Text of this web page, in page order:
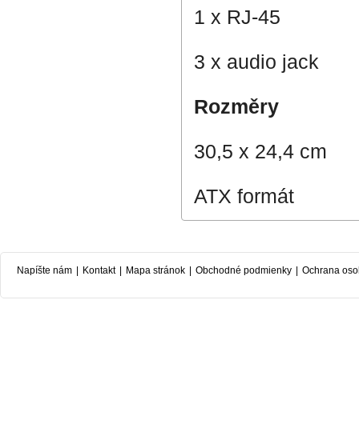
1 x RJ-45
3 x audio jack
Rozměry
30,5 x 24,4 cm
ATX formát
Napíšte nám | Kontakt | Mapa stránok | Obchodné podmienky | Ochrana